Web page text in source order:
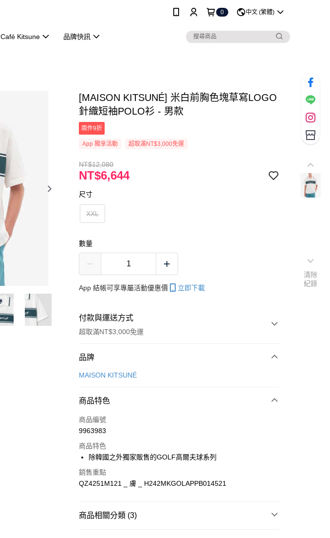
0 中文 (繁體)
Café Kitsune 品牌快訊
[MAISON KITSUNÉ] 米白前胸色塊草寫LOGO
針織短袖POLO衫 - 男款
兩件9折
App 獨享活動 超取滿NT$3,000免運
NT$12,080
NT$6,644
尺寸
XXL
數量
App 結帳可享專屬活動優惠價 立即下載
付款與運送方式
超取滿NT$3,000免運
付款方式
信用卡一次付款
運送方式
付款後全家取貨
每筆NT$100，滿NT$3,000(含以上)免運費
品牌
MAISON KITSUNÉ
商品特色
商品編號
9963983
商品特色
除韓國之外獨家販售的GOLF高爾夫球系列
銷售重點
QZ4251M121 _ 膚 _ H242MKGOLAPPB014521
商品相關分類 (3)
清除
紀錄